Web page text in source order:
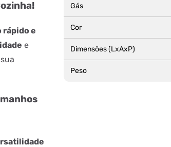
rápido e
e
Gás
Cor
Dimensões (LxAxP)
Peso